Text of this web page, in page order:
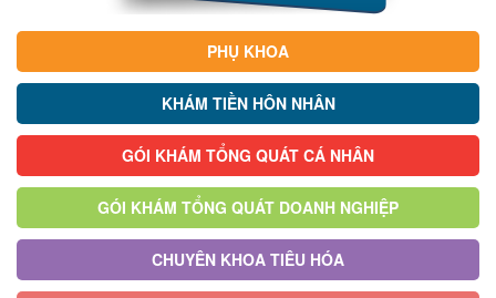
PHỤ KHOA
KHÁM TIỀN HÔN NHÂN
GÓI KHÁM TỔNG QUÁT CÁ NHÂN
GÓI KHÁM TỔNG QUÁT DOANH NGHIỆP
CHUYÊN KHOA TIÊU HÓA